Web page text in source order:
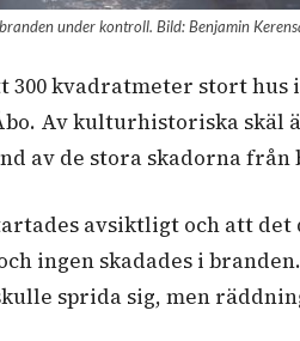
under kontroll. Bild: Benjamin
kvadratmeter stort hus
Av kulturhistoriska skäl
av de stora skadorna från
avsiktligt och att
ingen skadades i
sprida sig, men